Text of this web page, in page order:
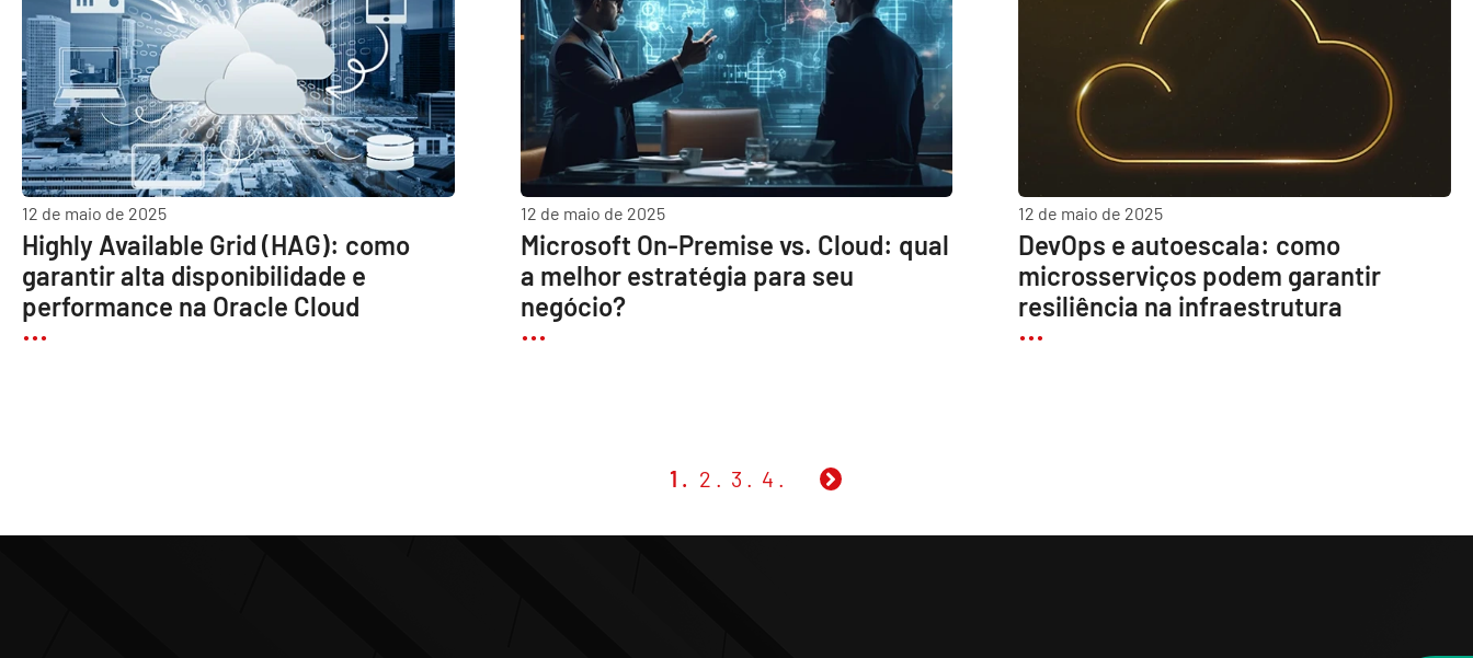
12 de maio de 2025
Highly Available Grid (HAG): como
garantir alta disponibilidade e
performance na Oracle Cloud
12 de maio de 2025
Microsoft On-Premise vs. Cloud: qual
a melhor estratégia para seu
negócio?
12 de maio de 2025
DevOps e autoescala: como
microsserviços podem garantir
resiliência na infraestrutura
1 2 3 4